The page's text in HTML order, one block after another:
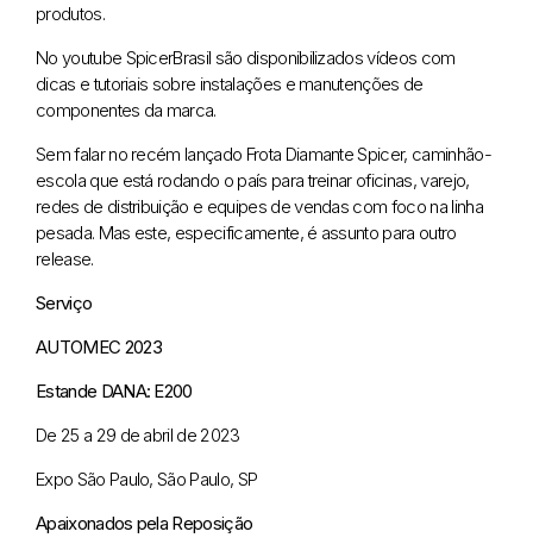
produtos.
No youtube SpicerBrasil são disponibilizados vídeos com
dicas e tutoriais sobre instalações e manutenções de
componentes da marca.
Sem falar no recém lançado Frota Diamante Spicer, caminhão-
escola que está rodando o país para treinar oficinas, varejo,
redes de distribuição e equipes de vendas com foco na linha
pesada. Mas este, especificamente, é assunto para outro
release.
Serviço
AUTOMEC 2023
Estande DANA: E200
De 25 a 29 de abril de 2023
Expo São Paulo, São Paulo, SP
Apaixonados pela Reposição